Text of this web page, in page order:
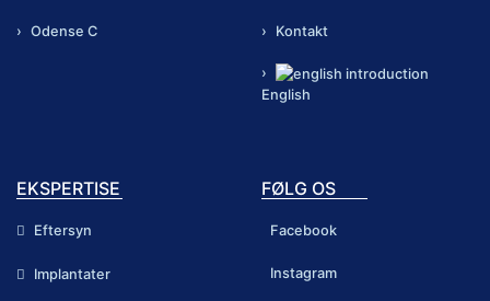
Odense C Kontakt
English
EKSPERTISE
Eftersyn
Implantater
FØLG OS
Facebook
Instagram